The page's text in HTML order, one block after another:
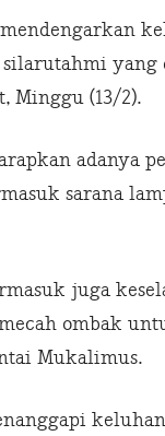
yang
Minggu (13/2).
adanya
sarana
juga
ombak
Mukalimus.